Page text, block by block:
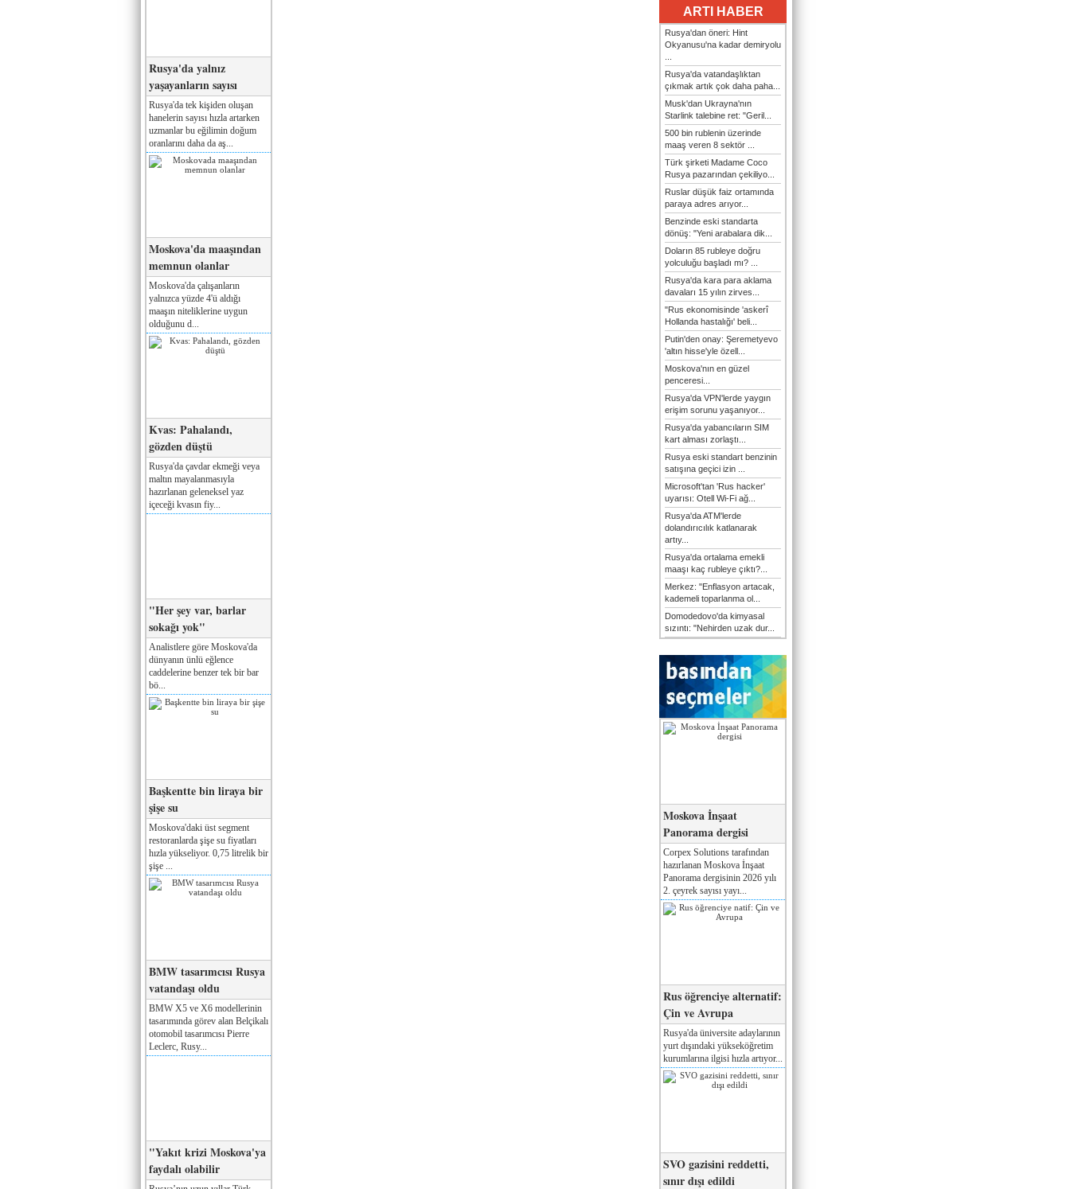
Rusya'da yalnız
yaşayanların sayısı
Rusya'da tek kişiden oluşan
hanelerin sayısı hızla artarken
uzmanlar bu eğilimin doğum
oranlarını daha da aş...
Moskova'da maaşından
memnun olanlar
Moskova'da çalışanların
yalnızca yüzde 4'ü aldığı
maaşın niteliklerine uygun
olduğunu d...
Kvas: Pahalandı,
gözden düştü
Rusya'da çavdar ekmeği veya
maltın mayalanmasıyla
hazırlanan geleneksel yaz
içeceği kvasın fiy...
"Her şey var, barlar
sokağı yok"
Analistlere göre Moskova'da
dünyanın ünlü eğlence
caddelerine benzer tek bir bar
bö...
Başkentte bin liraya bir
şişe su
Moskova'daki üst segment
restoranlarda şişe su fiyatları
hızla yükseliyor. 0,75 litrelik bir
şişe ...
BMW tasarımcısı Rusya
vatandaşı oldu
BMW X5 ve X6 modellerinin
tasarımında görev alan Belçikalı
otomobil tasarımcısı Pierre
Leclerc, Rusy...
"Yakıt krizi Moskova'ya
faydalı olabilir
ARTI HABER
Rusya'dan öneri: Hint
Okyanusu'na kadar demiryolu
Rusya'da vatandaşlıktan
çıkmak artık çok daha paha...
Musk'dan Ukrayna'nın
Starlink talebine ret: "Geril...
500 bin rublenin üzerinde
maaş veren 8 sektör ...
Türk şirketi Madame Coco
Rusya pazarından çekiliyo...
Ruslar düşük faiz ortamında
paraya adres arıyor...
Benzinde eski standarta
dönüş: "Yeni arabalara dik...
Doların 85 rubleye doğru
yolculuğu başladı mı? ...
Rusya'da kara para aklama
davaları 15 yılın zirves...
"Rus ekonomisinde 'askerî
Hollanda hastalığı' beli...
Putin'den onay: Şeremetyevo
'altın hisse'yle özell...
Moskova'nın en güzel
penceresi...
Rusya'da VPN'lerde yaygın
erişim sorunu yaşanıyor...
Rusya'da yabancıların SIM
kart alması zorlaştı...
Rusya eski standart benzinin
satışına geçici izin ...
Microsoft'tan 'Rus hacker'
uyarısı: Otell Wi-Fi ağ...
Rusya'da ATM'lerde
dolandırıcılık katlanarak
artıy...
Rusya'da ortalama emekli
maaşı kaç rubleye çıktı?...
Merkez: "Enflasyon artacak,
kademeli toparlanma ol...
Domodedovo'da kimyasal
sızıntı: "Nehirden uzak dur...
Moskova İnşaat
Panorama dergisi
Corpex Solutions tarafından
hazırlanan Moskova İnşaat
Panorama dergisinin 2026 yılı
2. çeyrek sayısı yayı...
Rus öğrenciye alternatif:
Çin ve Avrupa
Rusya'da üniversite adaylarının
yurt dışındaki yükseköğretim
kurumlarına ilgisi hızla artıyor...
SVO gazisini reddetti,
sınır dışı edildi